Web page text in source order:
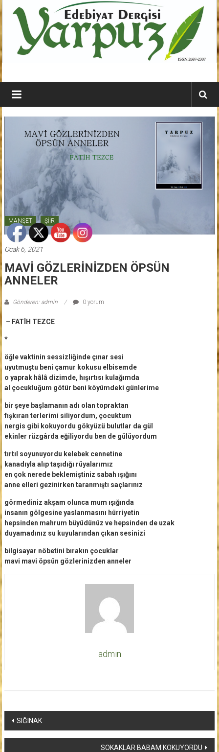
geç
YARPUZ
Edebiyat
Dergisi
Kahramanmaraş'ın
MANŞET ŞİİR
Ocak 6, 2021
MAVİ GÖZLERİNİZDEN ÖPSÜN
ANNELER
Gönderen: admin 0 yorum
– FATİH TEZCE
*
öğle vaktinin sessizliğinde çınar sesi
uyutmuştu beni çamur kokusu elbisemde
o yaprak hâlâ dizimde, hışırtısı kulağımda
al çocukluğum götür beni köyümdeki günlerime
bir şeye başlamanın adı olan topraktan
fışkıran terlerimi siliyordum, çocuktum
nergis gibi kokuyordu gökyüzü bulutlar da gül
ekinler rüzgârda eğiliyordu ben de gülüyordum
tırtıl soyunuyordu kelebek cennetine
kanadıyla alıp taşıdığı rüyalarımız
en çok nerede beklemiştiniz sabah ışığını
anne elleri gezinirken taranmıştı saçlarınız
görmediniz akşam olunca mum ışığında
insanın gölgesine yaslanmasını hürriyetin
hepsinden mahrum büyüdünüz ve hepsinden de uzak
duyamadınız su kuyularından çıkan sesinizi
bilgisayar nöbetini bırakın çocuklar
mavi mavi öpsün gözlerinizden anneler
admin
Yazı
dolaşımı
SIĞINAK
SOKAKLAR BABAM KOKUYORDU